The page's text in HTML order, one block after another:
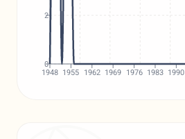
1948 1955 1962 1969 1976 1983 1990
0
2